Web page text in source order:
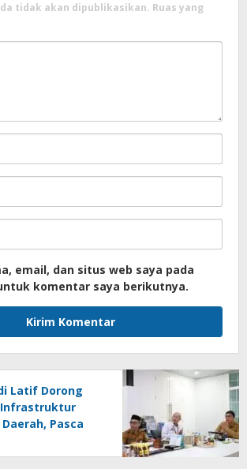
tidak akan dipublikasikan. Ruas yang
email, dan situs web saya pada
komentar saya berikutnya.
Latif Dorong
Infrastruktur
Pasca